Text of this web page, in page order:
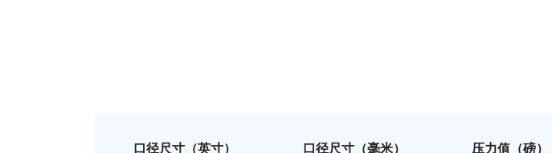
压力值（磅）
口径尺寸（毫米）
口径尺寸（英寸）